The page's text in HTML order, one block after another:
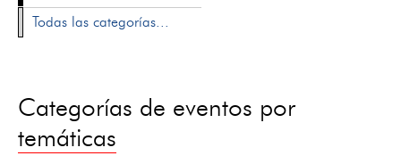
Todas las categorías...
Categorías de eventos por
temáticas